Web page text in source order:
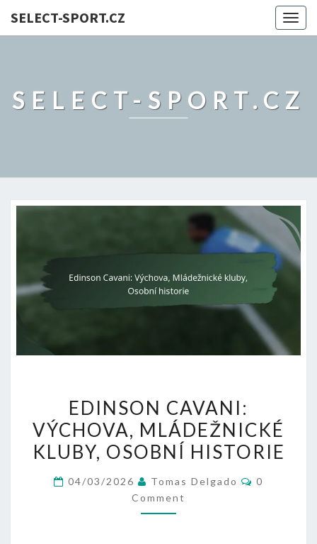
SELECT-SPORT.CZ
SELECT-SPORT.CZ
CAVANI:
VÝCHOVA,
MLÁDEŽNICKÉ
OSOBNÍ
HISTORIE
EDINSON CAVANI:
VÝCHOVA, MLÁDEŽNICKÉ
KLUBY, OSOBNÍ HISTORIE
04/03/2026 Tomas Delgado Comments
0
Comment